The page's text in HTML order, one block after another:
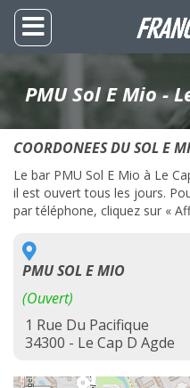
PMU Sol E Mio -
COORDONEES DU SOL E
Le bar PMU Sol E Mio à Le
il est ouvert tous les jours.
par téléphone, cliquez sur «
PMU SOL E MIO
(Ouvert)
1 Rue Du Pacifique
34300 - Le Cap D Agde